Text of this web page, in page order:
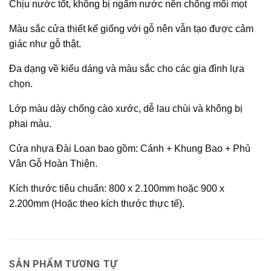
Chịu nước tốt, không bị ngấm nước nên chống mối mọt
Màu sắc cửa thiết kế giống với gỗ nên vẫn tạo được cảm
giác như gỗ thật.
Đa dạng về kiểu dáng và màu sắc cho các gia đình lựa
chọn.
Lớp màu dày chống cào xước, dễ lau chùi và không bị
phai màu.
Cửa nhựa Đài Loan bao gồm: Cánh + Khung Bao + Phủ
Vân Gỗ Hoàn Thiện.
Kích thước tiêu chuẩn: 800 x 2.100mm hoặc 900 x
2.200mm (Hoặc theo kích thước thực tế).
SẢN PHẨM TƯƠNG TỰ